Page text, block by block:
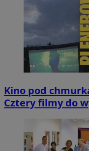
Kino pod
Cztery filmy do